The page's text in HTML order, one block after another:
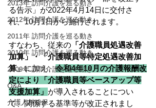
2013年 訪問介護を巡る動き
2012年 訪問介護を巡る動き
2011年 訪問介護を巡る動き
2010年 訪問介護を巡る動き
2009年 訪問介護を巡る動き
Q&A
介護人材確保
る告示」が2022年4月14日に交付さ
れ、10月1日から施行されます。
すなわち、従来の 「介護職員処遇改善
加算」・「介護職員等特定処遇改善加
算」に加え、令和4年10月の介護報酬改
定により「介護職員等ベースアップ等
支援加算」 が導入されることについ
て、関係する基準等が改正されまし